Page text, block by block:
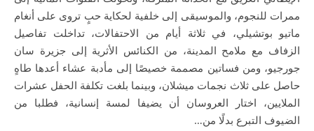
ممرات للنجوم، والموسيقى إلى خلفية لحكاية حبٍ تروى على أنغام
ماتيو بوتشيلي، في ثلاثة أيام من الاحتفالات، تداخلت تفاصيل
الزفاف مع ملامح المدينة، من الكنائس الأثرية إلى جزيرة سان
جورجيو، ومن فساتين مصممة خصيصًا إلى مأدبة عشاء أعدها طاهٍ
حاصل على ثلاث نجمات ميشلان، وبينما بلغت تكلفة الحفل عشرات
الملايين، اختار العروسان أن يضيفا لمسة إنسانية، فطلبا من
الضيوف التبرع بدلًا من…